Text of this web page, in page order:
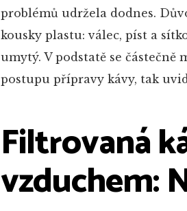
problémů udržela dodnes.
kousky plastu: válec, píst a
umytý. V podstatě se částečně
postupu přípravy kávy, tak
Filtrovaná
vzduchem: